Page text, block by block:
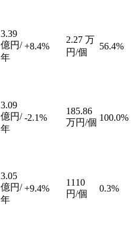
3.39
億円/
年
+8.4%
2.27 万
円/個
56.4%
3.09
億円/
年
-2.1%
185.86
万円/個 100.0%
3.05
億円/
年
+9.4%
1110
円/個
0.3%